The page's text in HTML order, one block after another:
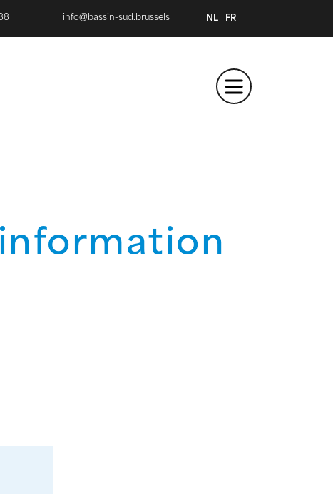
info@bassin-sud.brussels NL FR